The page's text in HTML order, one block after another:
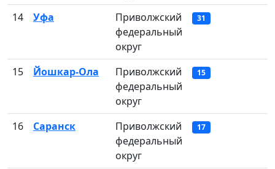
14 Уфа
Приволжский
федеральный
округ
31
15 Йошкар-Ола
Приволжский
федеральный
округ
15
16 Саранск
Приволжский
федеральный
округ
17